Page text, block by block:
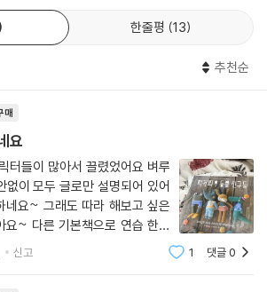
수 있습니다. 또한 뜨는 모습과 과정을 알 수 있게
요. 설명을 따라 차근차근 코바늘을 떠 나가다
!
아이템으로도 완벽해요!
구들은 대체로 30센티미터 내외의 크기입니다.
좋고 인테리어 아이템으로도 그만이지요. 생김
랑스러운 데다 색감도 너무 예뻐 보기만 해도 미
다가 이 동물 인형들은 저마다 개성 넘치는 사연
해지는 옷만 입는 패셔니 스타 카이만 악어 르네,
한줄평 13
추천순
매
요
터들이 많아서 끌렸었어요 벼루
이 모두 글로만 설명되어 있어
네요~ 그래도 따라 해보고 싶은
요~ 다른 기본책으로 연습 한다
네요~ 책에 있는 캐릭터 다 만들
신고 1 댓글0